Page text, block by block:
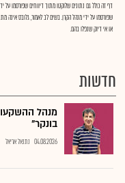
דף זה כולל גם נתונים שלוקטו מתוך דיווחים שפורסמו על
שפורסמו על ידי מנהל הקרן. בשים לב לאמור, גלובס אינה
או אי דיוק שנפלו בהם.
חדשות
מנהל
בונקר"
04.08.2026 נתנאל אריאל